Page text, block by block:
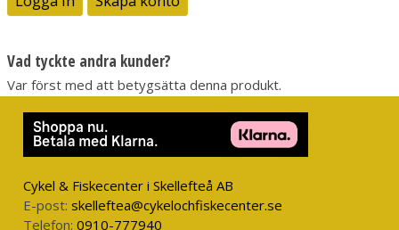
Knivlängd: 229 mm
Totallängd: 248 mm
Nettovikt: 240,0 g
Vad tyckte andra kunder?
Var först med att betygsätta denna produkt.
Cykel & Fiskecenter i Skellefteå AB
E-post: skelleftea@cykelochfiskecenter.se
Telefon: 0910-777940